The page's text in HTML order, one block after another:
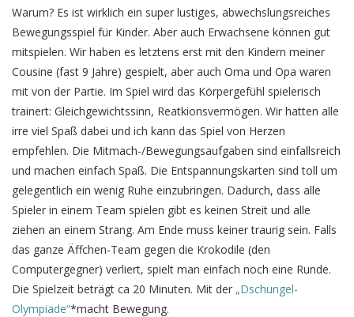
Warum? Es ist wirklich ein super lustiges, abwechslungsreiches
Bewegungsspiel für Kinder. Aber auch Erwachsene können gut
mitspielen. Wir haben es letztens erst mit den Kindern meiner
Cousine (fast 9 Jahre) gespielt, aber auch Oma und Opa waren
mit von der Partie. Im Spiel wird das Körpergefühl spielerisch
trainert: Gleichgewichtssinn, Reatkionsvermögen. Wir hatten alle
irre viel Spaß dabei und ich kann das Spiel von Herzen
empfehlen. Die Mitmach-/Bewegungsaufgaben sind einfallsreich
und machen einfach Spaß. Die Entspannungskarten sind toll um
gelegentlich ein wenig Ruhe einzubringen. Dadurch, dass alle
Spieler in einem Team spielen gibt es keinen Streit und alle
ziehen an einem Strang. Am Ende muss keiner traurig sein. Falls
das ganze Äffchen-Team gegen die Krokodile (den
Computergegner) verliert, spielt man einfach noch eine Runde.
Die Spielzeit beträgt ca 20 Minuten. Mit der „Dschungel-
Olympiade“*macht Bewegung.